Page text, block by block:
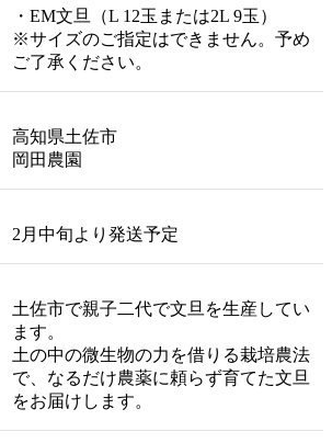
・EM文旦（L 12玉または2L 9玉）
※サイズのご指定はできません。予め
ご了承ください。
高知県土佐市
岡田農園
2月中旬より発送予定
土佐市で親子二代で文旦を生産してい
ます。
土の中の微生物の力を借りる栽培農法
で、なるだけ農薬に頼らず育てた文旦
をお届けします。